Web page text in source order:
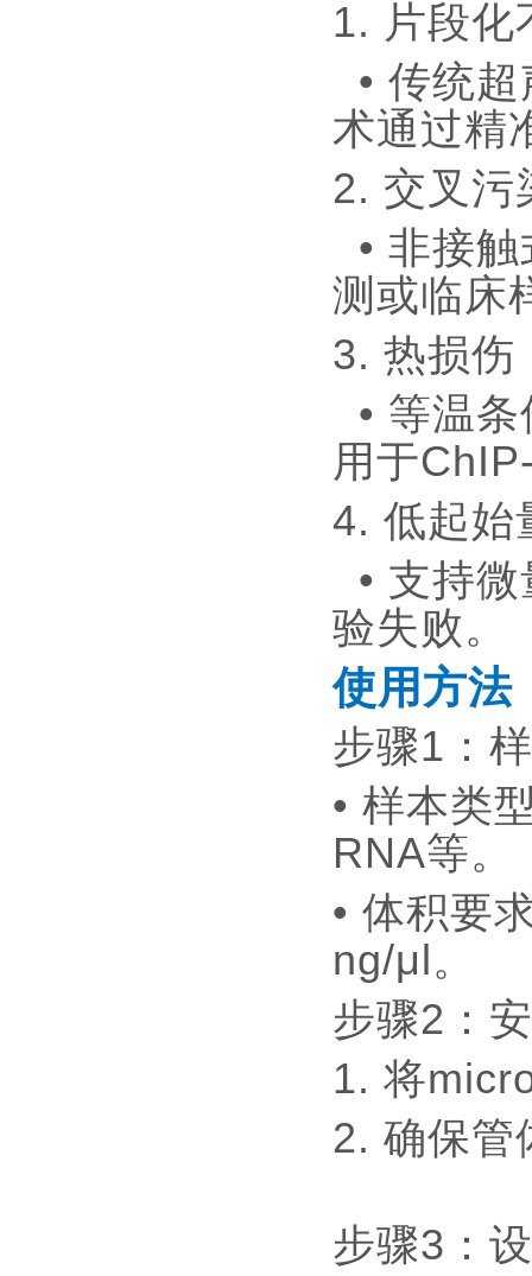
1. 片段
• 传统
术通过精
2. 交叉
• 非接
测或临
3. 热损
• 等温
用于
4. 低起
• 支持
验失败
使用方法
步骤1：
• 样本类
RNA等
• 体积要
ng/μl。
步骤2：
1. 将
2. 确保管
步骤3：